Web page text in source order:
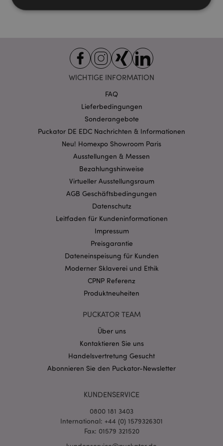
WICHTIGE INFORMATION
FAQ
Lieferbedingungen
Sonderangebote
Puckator DE EDC Nachrichten & Informationen
Neu! Homexpo Showroom Paris
Ausstellungen & Messen
Bezahlungshinweise
Virtueller Ausstellungsraum
AGB Geschäftsbedingungen
Datenschutz
Leitfaden für Kundeninformationen
Impressum
Preisgarantie
Dateneinspeisung für Kunden
Moderner Sklaverei und Ethik
CPNP Referenz
Produktneuheiten
PUCKATOR TEAM
Über uns
Kontaktieren Sie uns
Handelsvertretung Gesucht
Abonnieren Sie den Puckator-Newsletter
KUNDENSERVICE
0800 181 3403
International: +44 (0) 1579326301
Fax: 01579 321520
Streng-notwendige-Cookies ermöglichen
Kernfunktionen der Website wie die
Benutzeranmeldung und die Kontoverwaltung.
Website nicht richtig genutzt werden.
CookieScriptConsent
CookieScript
mage-cache-storage-section-
invalidation
www.puckator.de
PHPSESSID
PHP.net
.www.puckator.de
Datenschutzbestimmungen von Google